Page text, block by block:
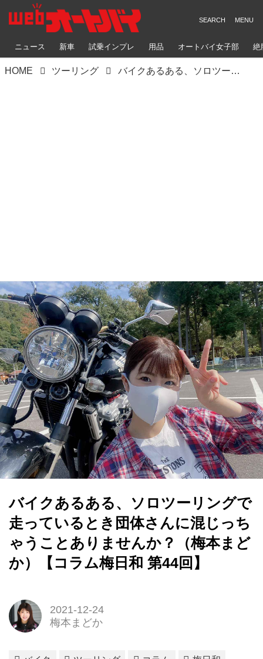
ニュース 新車 試乗インプレ 用品 オートバイ女子部 絶
HOME ツーリング バイクあるある、ソロツーリングで走っているとき団体さんに混じっちゃうことありませんか？（梅本まどか）【コラム梅日和 第44回】
バイクあるある、ソロツーリングで
走っているとき団体さんに混じっち
ゃうことありませんか？（梅本まど
か）【コラム梅日和 第44回】
2021-12-24
梅本まどか